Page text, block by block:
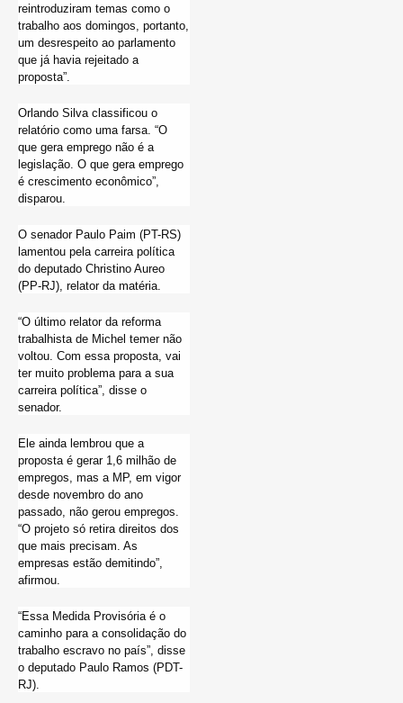
reintroduziram temas como o
trabalho aos domingos, portanto,
um desrespeito ao parlamento
que já havia rejeitado a
proposta”.
Orlando Silva classificou o
relatório como uma farsa. “O
que gera emprego não é a
legislação. O que gera emprego
é crescimento econômico”,
disparou.
O senador Paulo Paim (PT-RS)
lamentou pela carreira política
do deputado Christino Aureo
(PP-RJ), relator da matéria.
“O último relator da reforma
trabalhista de Michel temer não
voltou. Com essa proposta, vai
ter muito problema para a sua
carreira política”, disse o
senador.
Ele ainda lembrou que a
proposta é gerar 1,6 milhão de
empregos, mas a MP, em vigor
desde novembro do ano
passado, não gerou empregos.
“O projeto só retira direitos dos
que mais precisam. As
empresas estão demitindo”,
afirmou.
“Essa Medida Provisória é o
caminho para a consolidação do
trabalho escravo no país”, disse
o deputado Paulo Ramos (PDT-
RJ).